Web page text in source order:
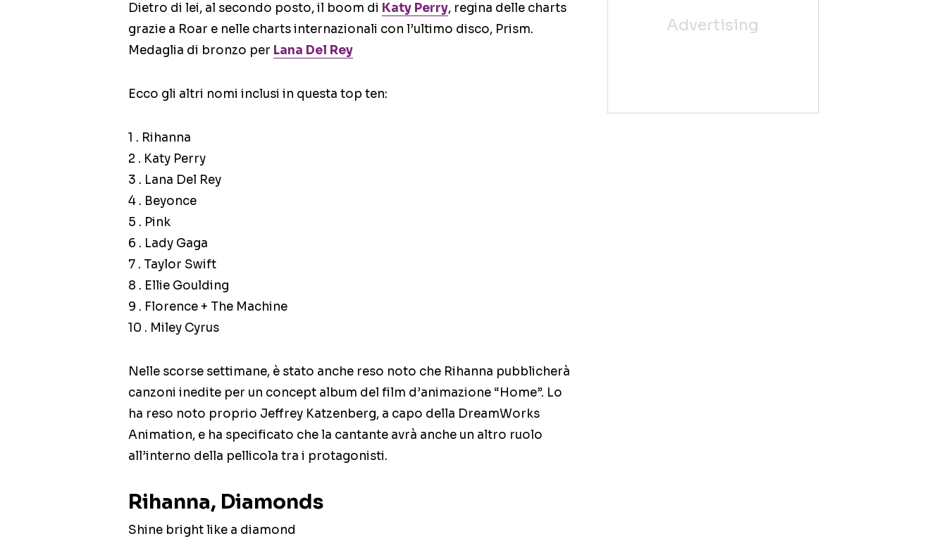
Dietro di lei, al secondo posto, il boom di Katy Perry, regina delle charts
grazie a Roar e nelle charts internazionali con l’ultimo disco, Prism.
Medaglia di bronzo per Lana Del Rey
Ecco gli altri nomi inclusi in questa top ten:
1 . Rihanna
2 . Katy Perry
3 . Lana Del Rey
4 . Beyonce
5 . Pink
6 . Lady Gaga
7 . Taylor Swift
8 . Ellie Goulding
9 . Florence + The Machine
10 . Miley Cyrus
Nelle scorse settimane, è stato anche reso noto che Rihanna pubblicherà
canzoni inedite per un concept album del film d’animazione “Home”. Lo
ha reso noto proprio Jeffrey Katzenberg, a capo della DreamWorks
Animation, e ha specificato che la cantante avrà anche un altro ruolo
all’interno della pellicola tra i protagonisti.
Rihanna, Diamonds
Shine bright like a diamond